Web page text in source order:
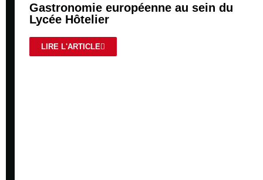
Gastronomie européenne au sein du
Lycée Hôtelier
LIRE L'ARTICLE